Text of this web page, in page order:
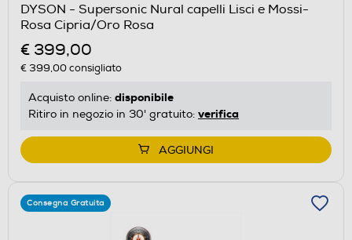
DYSON - Supersonic Nural capelli Lisci e Mossi-
Rosa Cipria/Oro Rosa
€ 399,00
€ 399,00consigliato
Acquisto online: disponibile
Ritiro in negozio in 30' gratuito: verifica
AGGIUNGI
Consegna Gratuita